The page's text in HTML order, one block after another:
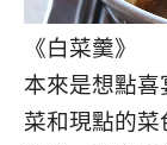
《白菜羹》
本來是想點
菜和現點的菜